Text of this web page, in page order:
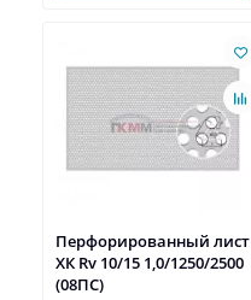
Перфорированный лист
ХК Rv 10/15 1,0/1250/2500
(08ПС)